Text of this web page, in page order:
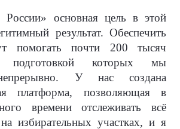
основная цель в этой
результат. Обеспечить
помогать почти 200 тысяч
подготовкой которых мы
У нас создана
платформа, позволяющая в
времени отслеживать всё
избирательных участках, и я